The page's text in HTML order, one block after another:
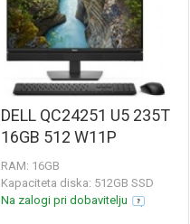
DELL QC24251 U5 235T
16GB 512 W11P
RAM: 16GB
Kapaciteta diska: 512GB SSD
Na zalogi pri dobavitelju